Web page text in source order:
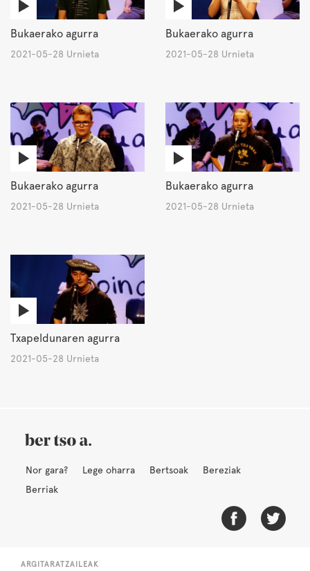
Bukaerako agurra
2021-05-28 Urnieta
Bukaerako agurra
2021-05-28 Urnieta
Bukaerako agurra
2021-05-28 Urnieta
Bukaerako agurra
2021-05-28 Urnieta
Txapeldunaren agurra
2021-05-28 Urnieta
Nor gara? Lege oharra Bertsoak
Bereziak
Berriak
ARGITARATZAILEAK